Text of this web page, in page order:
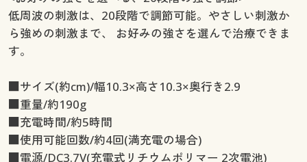
低周波の刺激は、20段階で調節可能。やさしい刺激か
ら強めの刺激まで、 お好みの強さを選んで治療できま
す。
■サイズ(約cm)/幅10.3×高さ10.3×奥行き2.9
■重量/約190g
■充電時間/約5時間
■使用可能回数/約4回(満充電の場合)
■電源/DC3.7V(充電式リチウムポリマー 2次電池)